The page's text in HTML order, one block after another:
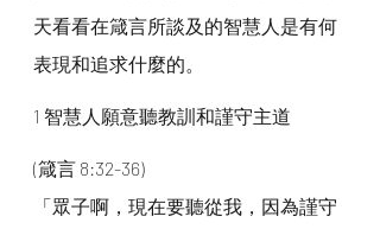
天看看在箴言所談及的智慧人是有何
表現和追求什麼的。
1 智慧人願意聽教訓和謹守主道
(箴言 8:32-36)
「眾子啊，現在要聽從我，因為謹守